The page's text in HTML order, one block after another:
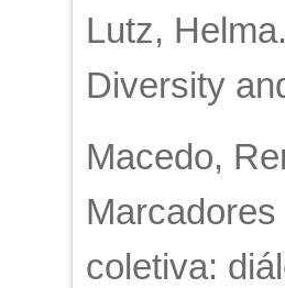
Lutz,
Diversity
Macedo,
coletiva: